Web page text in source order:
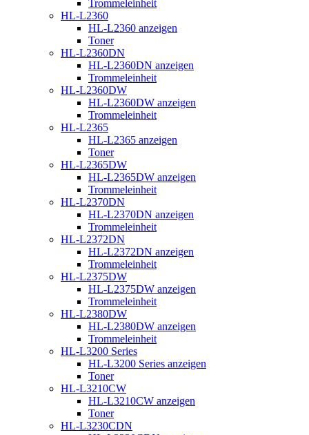
Trommeleinheit
HL-L2360
HL-L2360 anzeigen
Toner
HL-L2360DN
HL-L2360DN anzeigen
Trommeleinheit
HL-L2360DW
HL-L2360DW anzeigen
Trommeleinheit
HL-L2365
HL-L2365 anzeigen
Toner
HL-L2365DW
HL-L2365DW anzeigen
Trommeleinheit
HL-L2370DN
HL-L2370DN anzeigen
Trommeleinheit
HL-L2372DN
HL-L2372DN anzeigen
Trommeleinheit
HL-L2375DW
HL-L2375DW anzeigen
Trommeleinheit
HL-L2380DW
HL-L2380DW anzeigen
Trommeleinheit
HL-L3200 Series
HL-L3200 Series anzeigen
Toner
HL-L3210CW
HL-L3210CW anzeigen
Toner
HL-L3230CDN